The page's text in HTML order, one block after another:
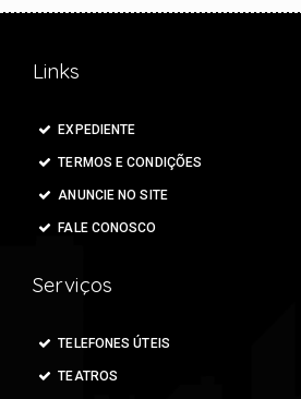
Links
EXPEDIENTE
TERMOS E CONDIÇÕES
ANUNCIE NO SITE
FALE CONOSCO
Serviços
TELEFONES ÚTEIS
TEATROS